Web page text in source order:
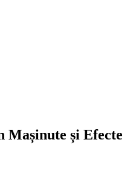
Mașinute și Efecte